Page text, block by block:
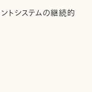
トシステムの継続的